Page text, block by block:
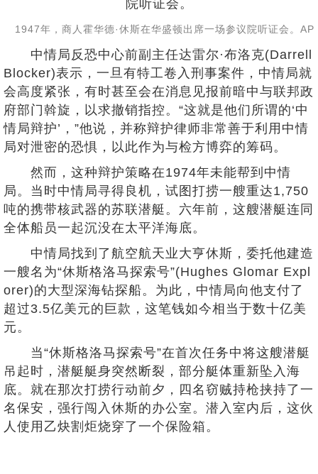
1947年，商人霍华德·休斯在华盛顿出席一场参议院听证会。AP
中情局反恐中心前副主任达雷尔·布洛克(Darrell
Blocker)表示，一旦有特工卷入刑事案件，中情局就
会高度紧张，有时甚至会在消息见报前暗中与联邦政
府部门斡旋，以求撤销指控。“这就是他们所谓的‘中
情局辩护’，”他说，并称辩护律师非常善于利用中情
局对泄密的恐惧，以此作为与检方博弈的筹码。
然而，这种辩护策略在1974年未能帮到中情
局。当时中情局寻得良机，试图打捞一艘重达1,750
吨的携带核武器的苏联潜艇。六年前，这艘潜艇连同
全体船员一起沉没在太平洋海底。
中情局找到了航空航天业大亨休斯，委托他建造
一艘名为“休斯格洛马探索号”(Hughes Glomar Expl
orer)的大型深海钻探船。为此，中情局向他支付了
超过3.5亿美元的巨款，这笔钱如今相当于数十亿美
元。
当“休斯格洛马探索号”在首次任务中将这艘潜艇
吊起时，潜艇艇身突然断裂，部分艇体重新坠入海
底。就在那次打捞行动前夕，四名窃贼持枪挟持了一
名保安，强行闯入休斯的办公室。潜入室内后，这伙
人使用乙炔割炬烧穿了一个保险箱。